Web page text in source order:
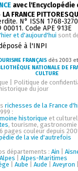
avec
LA FRANCE
N° ISSN 1768-
Code APE 913E
et d'aujourd'hui sont
à l'INPI
FRANÇAIS dès 2003
NATIONALE DE
CULTURE
Politique de
du jour
richesses de la France
:
historique et
, tourisme, gastronomie
pages couleur depuis
de la vie d'autrefois
départements :Ain |
Alpes-Maritimes
|Aube |Aude |Aveyron